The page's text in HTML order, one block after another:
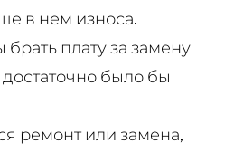
в нем износа.
плату за замену
было бы
ремонт или замена,